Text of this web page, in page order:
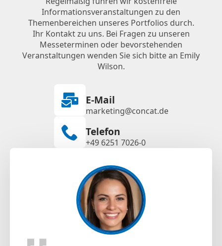
Informationsveranstaltungen zu den
Themenbereichen unseres Portfolios durch.
Ihr Kontakt zu uns. Bei Fragen zu unseren
Messeterminen oder bevorstehenden
Veranstaltungen wenden Sie sich bitte an Emily
Wilson.
E-Mail
marketing@concat.de
Telefon
+49 6251 7026-0